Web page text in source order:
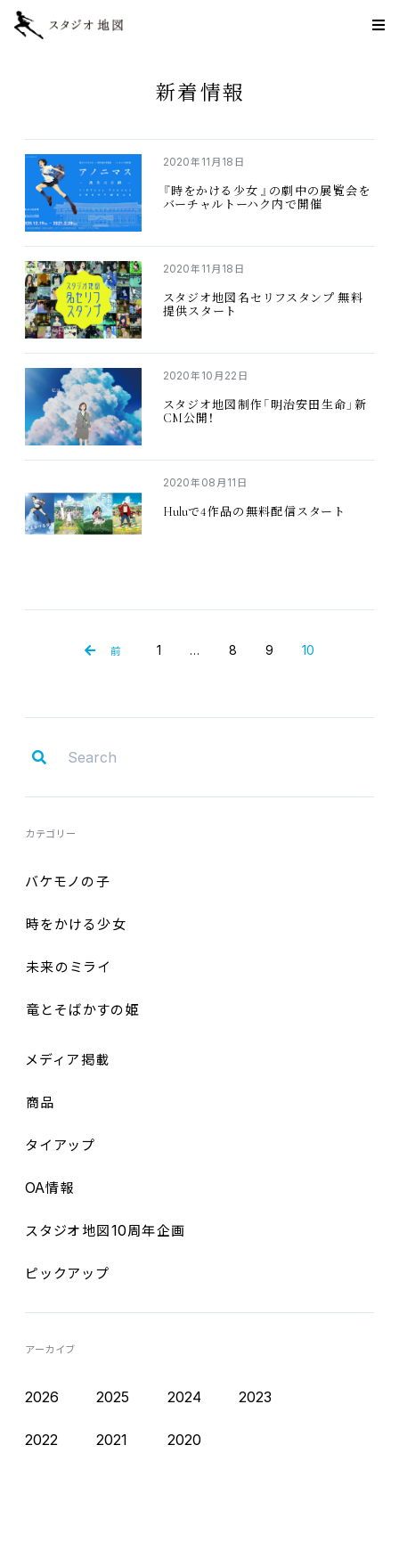
新着情報
2020年 11 月 18 日
『時をかける 少女 』の劇中の展覧会を
バーチャルトーハク 内で 開催
2020年 11 月 18 日
スタジオ地図名セリフスタンプ 無料
提供スタート
2020年 10 月 22 日
スタジオ地図制作 「 明治安田生命 」 新
CM公開 ！
2020年 08 月 11 日
Huluで4作品の無料配信スタート
前 1 … 8 9 10
カテゴリー
バケモノの子
時をかける少女
未来のミライ
竜 とそばかすの姫
メディア掲載
商品
タイアップ
OA情報
スタジオ 地図10周年企画
ピックアップ
アーカイブ
2026 2025 2024 2023
2022 2021 2020